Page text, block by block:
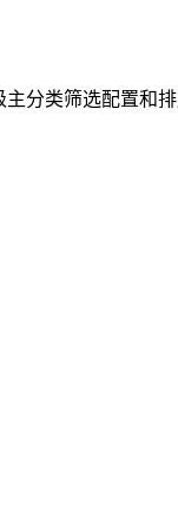
分类筛选配置和